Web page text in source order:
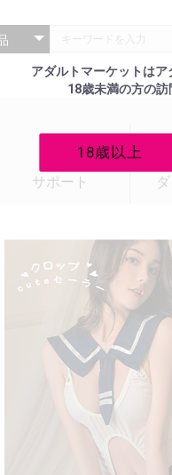
アダルトマーケットはア
18歳未満の方の訪
18歳以上
サポート